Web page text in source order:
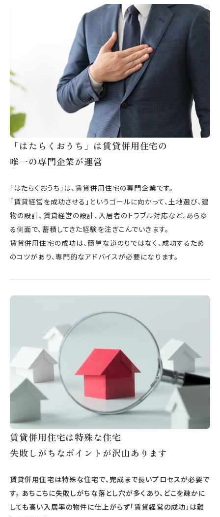
「はたらくおうち」は賃貸併用住宅の
唯一の専門企業が運営
「はたらくおうち」は、賃貸併用住宅の専門企業です。
「賃貸経営を成功させる」というゴールに向かって、土地選び、建
物の設計、賃貸経営の設計、入居者のトラブル対応など、あらゆ
る側面で、蓄積してきた経験を注ぎこんでいきます。
賃貸併用住宅の成功は、簡単な道のりではなく、成功するため
のコツがあり、専門的なアドバイスが必要になります。
賃貸併用住宅は特殊な住宅
失敗しがちなポイントが沢山あります
賃貸併用住宅は特殊な住宅で、完成まで長いプロセスが必要で
す。 あちこちに失敗しがちな落とし穴が多くあり、どこを疎かに
しても高い入居率の物件に仕上がらず「賃貸経営の成功」は難